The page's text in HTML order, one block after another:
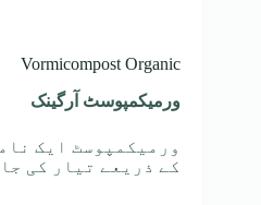
Vormicompost Organic
ورمیکمپوسٹ آرگینک
ورمیکمپوسٹ ایک
کے ذریعے تیار کی